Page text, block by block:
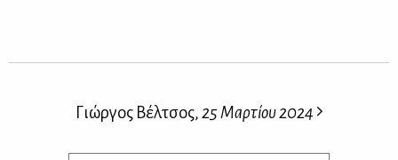
Γιώργος Βέλτσος,25 Μαρτίου 2024